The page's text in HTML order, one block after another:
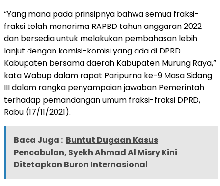
“Yang mana pada prinsipnya bahwa semua fraksi-
fraksi telah menerima RAPBD tahun anggaran 2022
dan bersedia untuk melakukan pembahasan lebih
lanjut dengan komisi-komisi yang ada di DPRD
Kabupaten bersama daerah Kabupaten Murung Raya,”
kata Wabup dalam rapat Paripurna ke-9 Masa Sidang
III dalam rangka penyampaian jawaban Pemerintah
terhadap pemandangan umum fraksi-fraksi DPRD,
Rabu (17/11/2021).
Baca Juga : Buntut Dugaan Kasus
Pencabulan, Syekh Ahmad Al Misry Kini
Ditetapkan Buron Internasional